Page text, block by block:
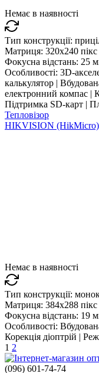
Немає в наявності
Тип конструкції:
Матриця: 320x240 пікс
Фокусна відстань: 25
Особливості: 3D-
калькулятор |
електронний компас |
Підтримка SD-карт |
Тепловізор
HIKVISION
Немає в наявності
Тип конструкції:
Матриця: 384x288 пікс
Фокусна відстань: 19
Особливості:
Корекція діоптрій |
1 2
(096) 601-74-74